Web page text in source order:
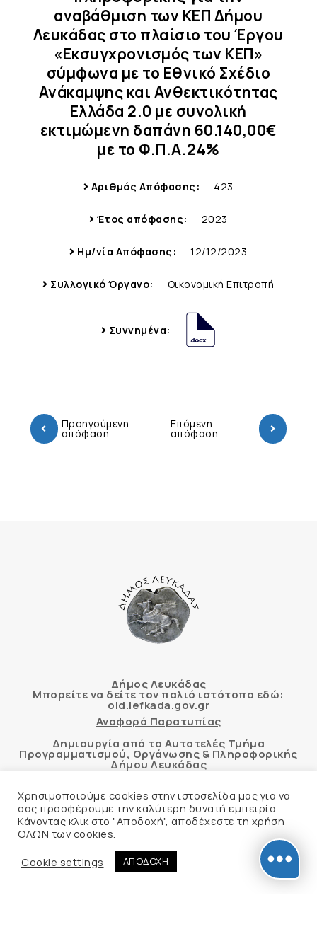
αναβάθμιση των ΚΕΠ Δήμου
Λευκάδας στο πλαίσιο του Έργου
«Εκσυγχρονισμός των ΚΕΠ»
σύμφωνα με το Εθνικό Σχέδιο
Ανάκαμψης και Ανθεκτικότητας
Ελλάδα 2.0 με συνολική
εκτιμώμενη δαπάνη 60.140,00€
με το Φ.Π.Α.24%
Αριθμός Απόφασης: 423
Έτος απόφασης: 2023
Ημ/νία Απόφασης: 12/12/2023
Συλλογικό Όργανο: Οικονομική Επιτροπή
Συννημένα:
Προηγούμενη
απόφαση
Επόμενη
απόφαση
Δήμος Λευκάδας
Μπορείτε να δείτε τον παλιό ιστότοπο εδώ:
old.lefkada.gov.gr
Αναφορά Παρατυπίας
Δημιουργία από το Αυτοτελές Τμήμα
Προγραμματισμού, Οργάνωσης & Πληροφορικής
Δήμου Λευκάδας
Αυτόματος έλεγχος προσβασιμότητας
δικτυακού τόπου με βάση το πρότυπο WCAG 2.1
Δήλωση Προσβασιμότητας
Χρησιμοποιούμε cookies στην ιστοσελίδα μας για να
σας προσφέρουμε την καλύτερη δυνατή εμπειρία.
Κάνοντας κλικ στο "Αποδοχή", αποδέχεστε τη χρήση
ΟΛΩΝ των cookies.
Cookie settings
ΑΠΟΔΟΧΗ